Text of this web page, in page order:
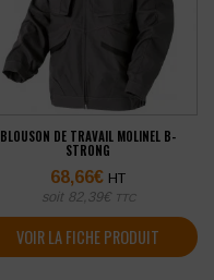
BLOUSON DE TRAVAIL MOLINEL B-
STRONG
68,66€ HT
soit 82,39€ TTC
VOIR LA FICHE PRODUIT